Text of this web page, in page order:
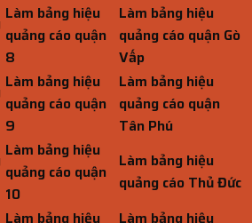
Làm bảng hiệu
quảng cáo quận
8
Làm bảng hiệu
quảng cáo quận Gò
Vấp
Làm bảng hiệu
quảng cáo quận
9
Làm bảng hiệu
quảng cáo quận
Tân Phú
Làm bảng hiệu
quảng cáo quận
10
Làm bảng hiệu
quảng cáo Thủ Đức
Làm bảng hiệu
Làm bảng hiệu